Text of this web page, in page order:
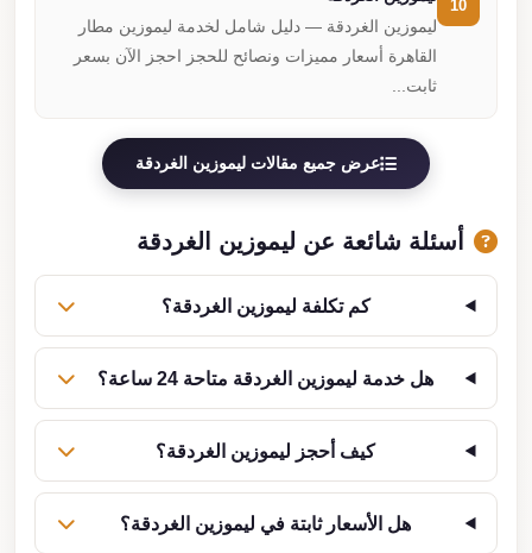
10
ليموزين الغردقة — دليل شامل لخدمة ليموزين مطار
القاهرة أسعار مميزات ونصائح للحجز احجز الآن بسعر
ثابت...
عرض جميع مقالات ليموزين الغردقة
أسئلة شائعة عن ليموزين الغردقة
كم تكلفة ليموزين الغردقة؟
هل خدمة ليموزين الغردقة متاحة 24 ساعة؟
كيف أحجز ليموزين الغردقة؟
هل الأسعار ثابتة في ليموزين الغردقة؟